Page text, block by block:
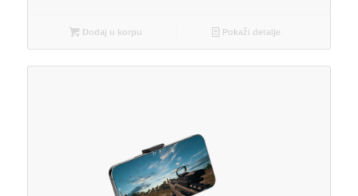
Dodaj u korpu Pokaži detalje